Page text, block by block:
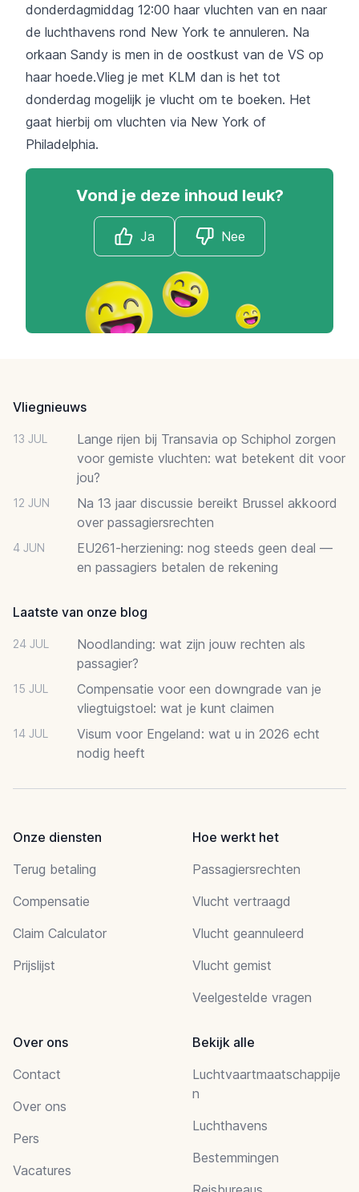
donderdagmiddag 12:00 haar vluchten van en naar
de luchthavens rond New York te annuleren. Na
orkaan Sandy is men in de oostkust van de VS op
haar hoede.Vlieg je met KLM dan is het tot
donderdag mogelijk je vlucht om te boeken. Het
gaat hierbij om vluchten via New York of
Philadelphia.
Vond je deze inhoud leuk?
Ja Nee
Vliegnieuws
13 JUL
Lange rijen bij Transavia op Schiphol zorgen
voor gemiste vluchten: wat betekent dit voor
jou?
12 JUN
Na 13 jaar discussie bereikt Brussel akkoord
over passagiersrechten
4 JUN
EU261-herziening: nog steeds geen deal —
en passagiers betalen de rekening
Laatste van onze blog
24 JUL
Noodlanding: wat zijn jouw rechten als
passagier?
15 JUL
Compensatie voor een downgrade van je
vliegtuigstoel: wat je kunt claimen
14 JUL
Visum voor Engeland: wat u in 2026 echt
nodig heeft
Onze diensten
Terug betaling
Compensatie
Claim Calculator
Prijslijst
Hoe werkt het
Passagiersrechten
Vlucht vertraagd
Vlucht geannuleerd
Vlucht gemist
Veelgestelde vragen
Over ons
Contact
Over ons
Pers
Vacatures
Bekijk alle
Luchtvaartmaatschappije
n
Luchthavens
Bestemmingen